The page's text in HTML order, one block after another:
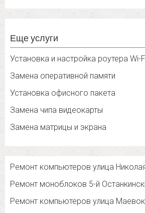
Еще услуги
Установка и настройка роутера Wi-
Замена оперативной памяти
Установка офисного пакета
Замена чипа видеокарты
Замена матрицы и экрана
Ремонт компьютеров улица
Ремонт моноблоков 5-й
Ремонт компьютеров улица Маевок